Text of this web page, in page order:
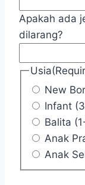
Apakah ada
dilarang?
Usia
New
Infant
Balita
Anak
Anak